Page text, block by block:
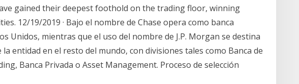
gained their deepest foothold on the trading floor, winning
12/19/2019 · Bajo el nombre de Chase opera como banca
Unidos, mientras que el uso del nombre de J.P. Morgan se destina
entidad en el resto del mundo, con divisiones tales como Banca de
Banca Privada o Asset Management. Proceso de selección